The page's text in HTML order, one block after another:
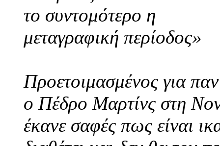
Προετοιμασμένος για
ο Πέδρο Μαρτίνς στη
έκανε σαφές πως είναι